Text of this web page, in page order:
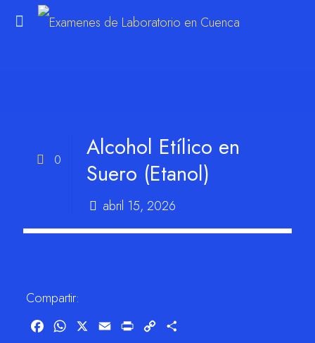
0
Alcohol Etílico en
Suero (Etanol)
abril 15, 2026
Compartir:
FacebookWhatsApp Email Print
Copy